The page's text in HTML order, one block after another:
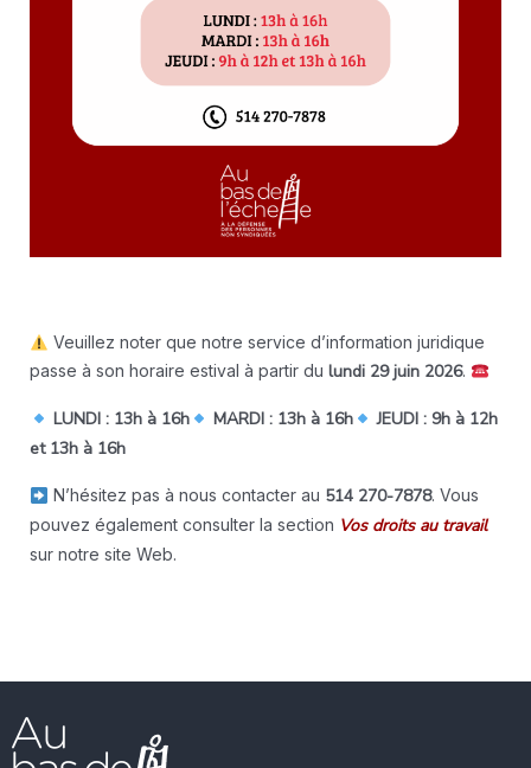
Veuillez noter que notre service d’information juridique
passe à son horaire estival à partir du lundi 29 juin 2026.
LUNDI : 13h à 16h MARDI : 13h à 16h
JEUDI : 9h à 12h
et 13h à 16h
N’hésitez pas à nous contacter au 514 270-7878. Vous
pouvez également consulter la section Vos droits au travail
sur notre site Web.